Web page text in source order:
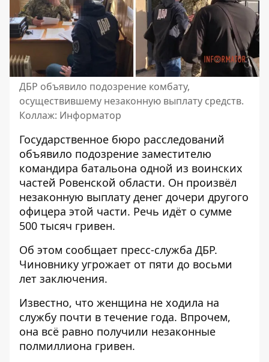
ДБР объявило подозрение комбату,
осуществившему незаконную выплату средств.
Коллаж: Информатор
Государственное бюро расследований
объявило подозрение заместителю
командира батальона одной из воинских
частей Ровенской области. Он произвёл
незаконную выплату денег дочери другого
офицера этой части. Речь идёт о сумме
500 тысяч гривен.
Об этом сообщает пресс-служба ДБР.
Чиновнику угрожает от пяти до восьми
лет заключения.
Известно, что женщина не ходила на
службу почти в течение года. Впрочем,
она всё равно получили незаконные
полмиллиона гривен.